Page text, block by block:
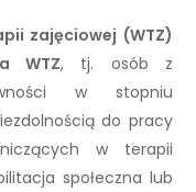
zajęciowej (WTZ)
WTZ, tj. osób z
w stopniu
do pracy
w terapii
społeczna lub